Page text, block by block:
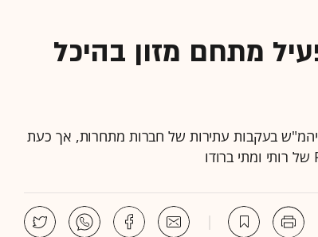
מתחם מזון בהיכל
בעקבות עתירות של חברות מתחרות, אך כעת